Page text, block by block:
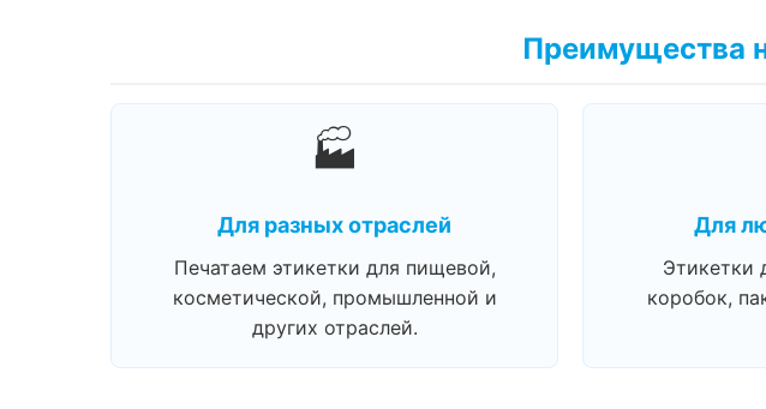
Преимущества
🏭
Для разных отраслей
Печатаем этикетки для пищевой,
косметической, промышленной и
других отраслей.
Для
Этикетки
коробок,